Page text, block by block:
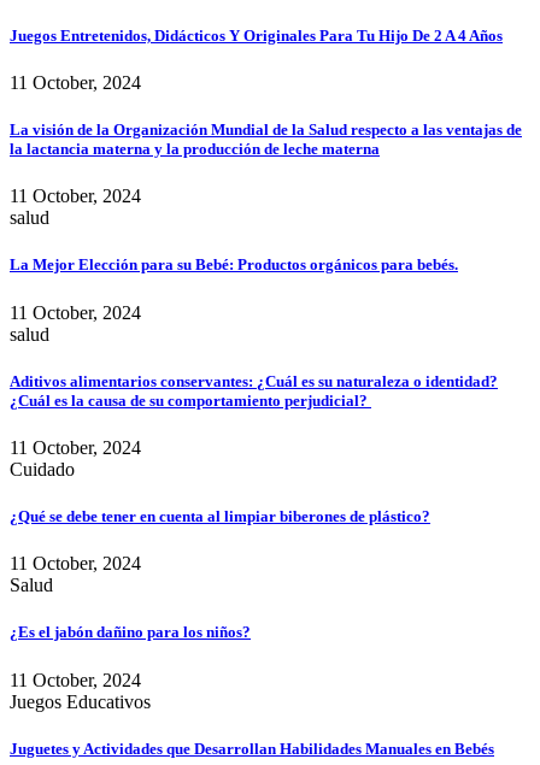
Juegos Entretenidos, Didácticos Y Originales Para Tu Hijo De 2 A 4 Años
11 October, 2024
La visión de la Organización Mundial de la Salud respecto a las ventajas de
la lactancia materna y la producción de leche materna
11 October, 2024
salud
La Mejor Elección para su Bebé: Productos orgánicos para bebés.
11 October, 2024
salud
Aditivos alimentarios conservantes: ¿Cuál es su naturaleza o identidad?
¿Cuál es la causa de su comportamiento perjudicial?
11 October, 2024
Cuidado
¿Qué se debe tener en cuenta al limpiar biberones de plástico?
11 October, 2024
Salud
¿Es el jabón dañino para los niños?
11 October, 2024
Juegos Educativos
Juguetes y Actividades que Desarrollan Habilidades Manuales en Bebés